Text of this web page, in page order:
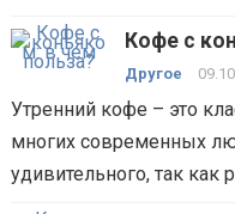
Кофе с
Другое
Утренний кофе – это
многих современных
удивительного, так как